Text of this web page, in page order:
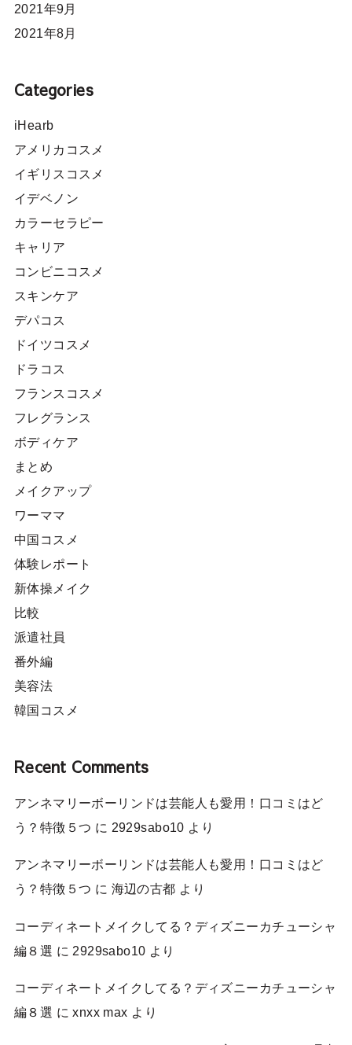
2021年9月
2021年8月
Categories
iHearb
アメリカコスメ
イギリスコスメ
イデベノン
カラーセラピー
キャリア
コンビニコスメ
スキンケア
デパコス
ドイツコスメ
ドラコス
フランスコスメ
フレグランス
ボディケア
まとめ
メイクアップ
ワーママ
中国コスメ
体験レポート
新体操メイク
比較
派遣社員
番外編
美容法
韓国コスメ
Recent Comments
アンネマリーボーリンドは芸能人も愛用！口コミはど
う？特徴５つ に 2929sabo10 より
アンネマリーボーリンドは芸能人も愛用！口コミはど
う？特徴５つ に 海辺の古都 より
コーディネートメイクしてる？ディズニーカチューシャ
編８選 に 2929sabo10 より
コーディネートメイクしてる？ディズニーカチューシャ
編８選 にxnxx max より